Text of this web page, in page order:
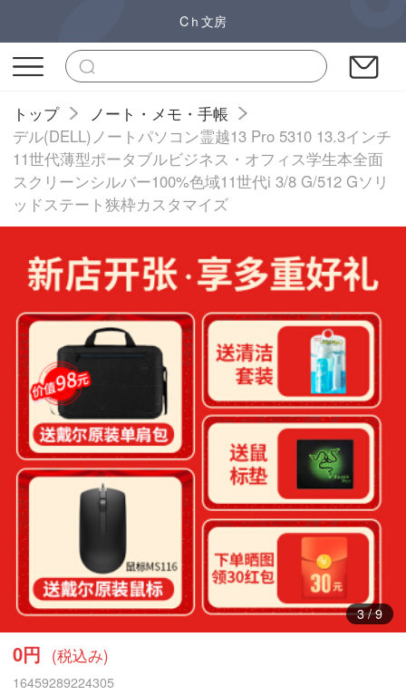
Cｈ文房
トップ
ノート・メモ・手帳
デル(DELL)ノートパソコン霊越13 Pro 5310 13.3インチ
11世代薄型ポータブルビジネス・オフィス学生本全面
スクリーンシルバー100%色域11世代i 3/8 G/512 Gソリ
ッドステート狭枠カスタマイズ
3/9
0円 (税込み)
16459289224305